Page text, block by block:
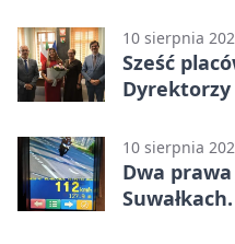
10 sierpnia
Sześć
10 sierpnia
Dwa